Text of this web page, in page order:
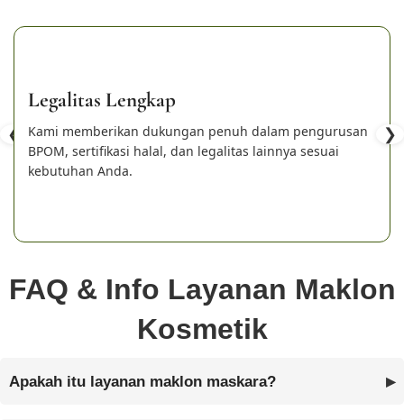
❮
Legalitas Lengkap
Kami memberikan dukungan penuh dalam pengurusan
BPOM, sertifikasi halal, dan legalitas lainnya sesuai
kebutuhan Anda.
❯
FAQ & Info Layanan Maklon
Kosmetik
Apakah itu layanan maklon maskara?